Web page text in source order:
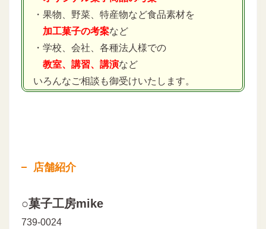
・果物、野菜、特産物など食品素材を
加工菓子の考案など
・学校、会社、各種法人様での
教室、講習、講演など
いろんなご相談も御受けいたします。
店舗紹介
○菓子工房mike
739-0024